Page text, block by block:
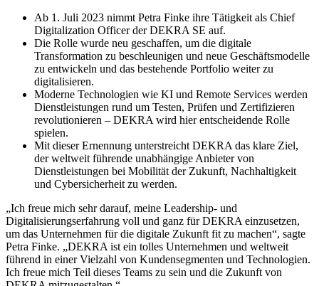
Ab 1. Juli 2023 nimmt Petra Finke ihre Tätigkeit als Chief
Digitalization Officer der DEKRA SE auf.
Die Rolle wurde neu geschaffen, um die digitale
Transformation zu beschleunigen und neue Geschäftsmodelle
zu entwickeln und das bestehende Portfolio weiter zu
digitalisieren.
Moderne Technologien wie KI und Remote Services werden
Dienstleistungen rund um Testen, Prüfen und Zertifizieren
revolutionieren – DEKRA wird hier entscheidende Rolle
spielen.
Mit dieser Ernennung unterstreicht DEKRA das klare Ziel,
der weltweit führende unabhängige Anbieter von
Dienstleistungen bei Mobilität der Zukunft, Nachhaltigkeit
und Cybersicherheit zu werden.
„Ich freue mich sehr darauf, meine Leadership- und
Digitalisierungserfahrung voll und ganz für DEKRA einzusetzen,
um das Unternehmen für die digitale Zukunft fit zu machen“, sagte
Petra Finke. „DEKRA ist ein tolles Unternehmen und weltweit
führend in einer Vielzahl von Kundensegmenten und Technologien.
Ich freue mich Teil dieses Teams zu sein und die Zukunft von